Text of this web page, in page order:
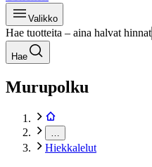
Valikko
Hae tuotteita – aina halvat hinnat
Hae
Murupolku
Hiekkalelut